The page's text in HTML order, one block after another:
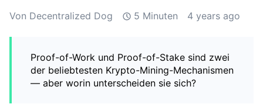
Von Decentralized Dog 5 Minuten 4 years ago
Proof-of-Work und Proof-of-Stake sind zwei
der beliebtesten Krypto-Mining-Mechanismen
— aber worin unterscheiden sie sich?